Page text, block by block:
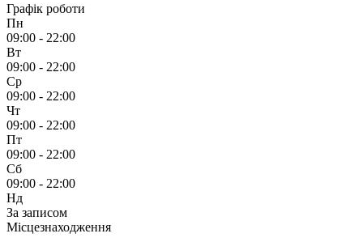
Графік роботи
Пн
09:00 - 22:00
Вт
09:00 - 22:00
Ср
09:00 - 22:00
Чт
09:00 - 22:00
Пт
09:00 - 22:00
Сб
09:00 - 22:00
Нд
За записом
Місцезнаходження